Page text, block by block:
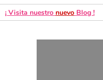
¡ Visita nuestro nuevo Blog !